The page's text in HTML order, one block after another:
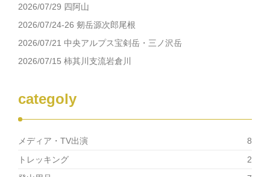
ィ
ド
ウ
で
開
ま
く
だ
さ
い
(新
し
ウ
で
開
き
2026/07/29 四阿山
2026/07/24-26 剱岳源次郎尾根
2026/07/21 中央アルプス宝剣岳・三ノ沢岳
2026/07/15 柿其川支流岩倉川
categoly
メディア・TV出演
8
トレッキング
2